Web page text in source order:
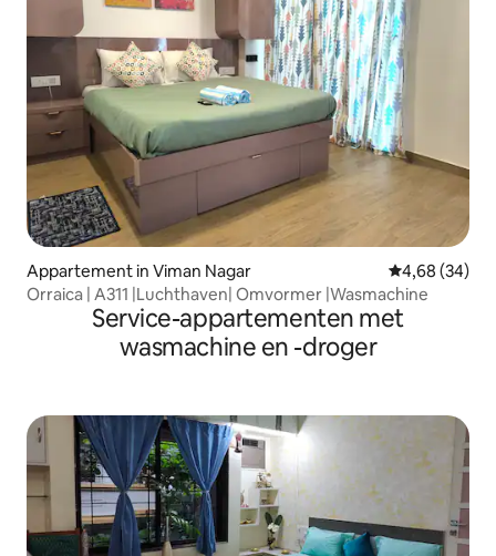
Appartement in Viman Nagar Gemiddelde
4,68 (34)
Orraica | A311 |Luchthaven| Omvormer |Wasmachine
Service-appartementen met
wasmachine en -droger